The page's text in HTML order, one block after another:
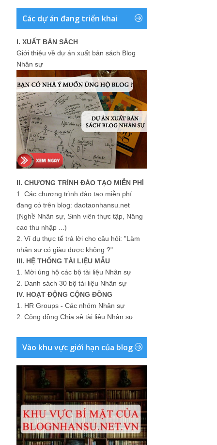
Các dự án đang triển khai
I. XUẤT BẢN SÁCH
Giới thiệu về dự án xuất bản sách Blog
Nhân sự
II. CHƯƠNG TRÌNH ĐÀO TẠO MIỄN PHÍ
1. Các chương trình đào tạo miễn phí
đang có trên blog: daotaonhansu.net
(Nghề Nhân sự, Sinh viên thực tập, Nâng
cao thu nhập ...)
2. Ví dụ thực tế trả lời cho câu hỏi: "Làm
nhân sự có giàu được không ?"
III. HỆ THỐNG TÀI LIỆU MẪU
1. Mời ủng hộ các bộ tài liệu Nhân sự
2. Danh sách 30 bộ tài liệu Nhân sự
IV. HOẠT ĐỘNG CỘNG ĐỒNG
1. HR Groups - Các nhóm Nhân sự
2. Cộng đồng Chia sẻ tài liệu Nhân sự
Vào khu vực giới hạn của blog